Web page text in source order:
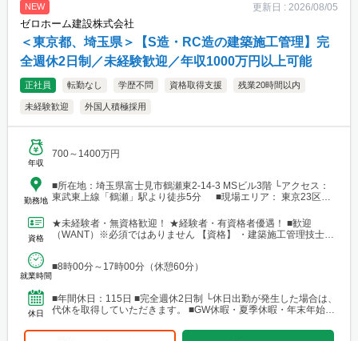
NEW 更新日 : 2026/08/05
ゼロホーム建設株式会社
＜東京都、埼玉県＞【S造・RC造の建築施工管理】完
全週休2日制／未経験歓迎／年収1000万円以上可能
正社員 転勤なし 学歴不問 資格取得支援 残業20時間以内
未経験歓迎 外国人積極採用
年収
700～1400万円
勤務地
■所在地：埼玉県富士見市鶴瀬東2-14-3 MSビル3階 └アクセス：
東武東上線「鶴瀬」駅より徒歩5分 ■現場エリア： 東京23区を
資格
★未経験者・無資格歓迎！ ★経験者・有資格者優遇！ ■歓迎
（WANT）※必須ではありません 【資格】 ・建築施工管理技士
就業時間
■8時00分～17時00分（休憩60分）
休日
■年間休日：115日 ■完全週休2日制 └休日出勤が発生した場合は、
代休を取得していただきます。 ■GW休暇・夏季休暇・年末年始休